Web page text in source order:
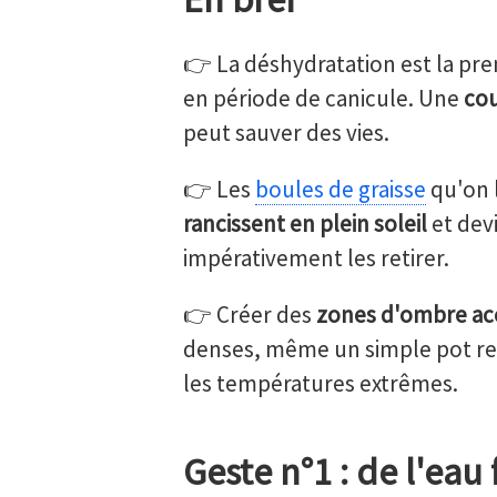
👉 La déshydratation est la
en période de canicule. Une
peut sauver des vies.
👉 Les boules de graisse qu'on
rancissent en plein soleilet
impérativement les retirer.
👉 Créer des zones d'ombre
denses, même un simple pot
les températures extrêmes.
Geste n°1 : de